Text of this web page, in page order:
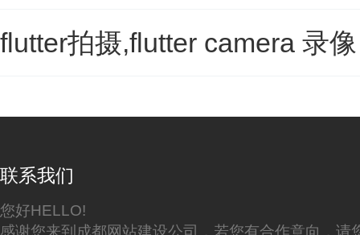
flutter拍摄,flutter camera 录像
联系我们
您好HELLO!
感谢您来到成都网站建设公司，若您有合作意向，请